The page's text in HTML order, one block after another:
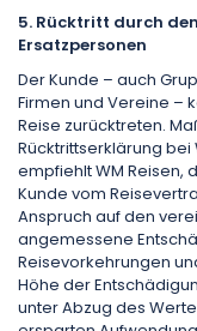
5. Rücktritt durch
Ersatzpersonen
Der Kunde – auch
Firmen und Vereine –
Reise zurücktreten.
Rücktrittserklärung bei
empfiehlt WM Reisen,
Kunde vom
Anspruch auf den
angemessene
Reisevorkehrungen
Höhe der
unter Abzug des